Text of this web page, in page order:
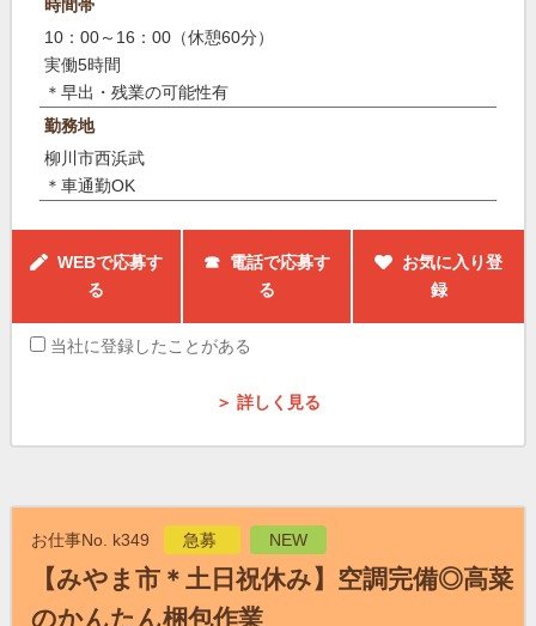
時間帯
10：00～16：00（休憩60分）
実働5時間
＊早出・残業の可能性有
勤務地
柳川市西浜武
＊車通勤OK
WEBで応募す
る
☎ 電話で応募す
る
お気に入り登
録
当社に登録したことがある
＞ 詳しく見る
お仕事No. k349 急募 NEW
【みやま市＊土日祝休み】空調完備◎高菜
のかんたん梱包作業